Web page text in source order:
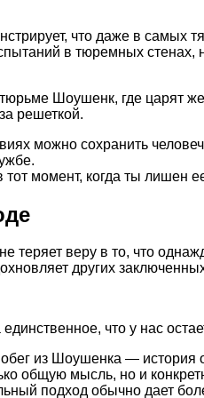
что даже в самых
в тюремных стенах,
Шоушенк, где царят
решеткой.
можно сохранить
момент, когда ты лишен
веру в то, что
других
что у нас
из Шоушенка — история
общую мысль, но и
подход обычно дает